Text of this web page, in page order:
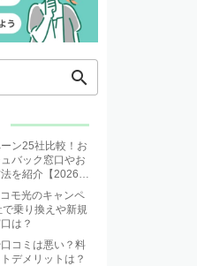
search
ン25社比較！お
バック窓口やお
を紹介【2026年
モ光のキャンペ
乗り換えや新規
は？
コミは悪い？料
デメリットは？